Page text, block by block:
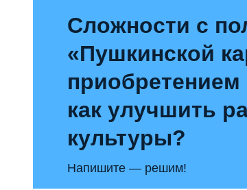
Сложности с
«Пушкинской
приобретением
как улучшить
культуры?
Напишите — решим!